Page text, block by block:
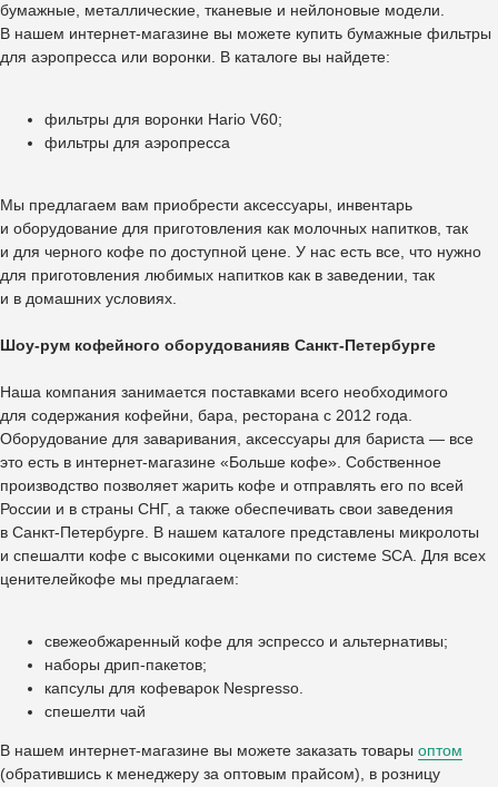
бумажные, металлические, тканевые и нейлоновые модели.
В нашем интернет-магазине вы можете купить бумажные фильтры
для аэропресса или воронки. В каталоге вы найдете:
фильтры для воронки Hario V60;
фильтры для аэропресса
Мы предлагаем вам приобрести аксессуары, инвентарь
и оборудование для приготовления как молочных напитков, так
и для черного кофе по доступной цене. У нас есть все, что нужно
для приготовления любимых напитков как в заведении, так
и в домашних условиях.
Шоу-рум кофейного оборудованияв Санкт-Петербурге
Наша компания занимается поставками всего необходимого
для содержания кофейни, бара, ресторана с 2012 года.
Оборудование для заваривания, аксессуары для бариста — все
это есть в интернет-магазине «Больше кофе». Собственное
производство позволяет жарить кофе и отправлять его по всей
России и в страны СНГ, а также обеспечивать свои заведения
в Санкт-Петербурге. В нашем каталоге представлены микролоты
и спешалти кофе с высокими оценками по системе SCA. Для всех
ценителейкофе мы предлагаем:
свежеобжаренный кофе для эспрессо и альтернативы;
наборы дрип-пакетов;
капсулы для кофеварок Nespresso.
спешелти чай
В нашем интернет-магазине вы можете заказать товары оптом
(обратившись к менеджеру за оптовым прайсом), в розницу